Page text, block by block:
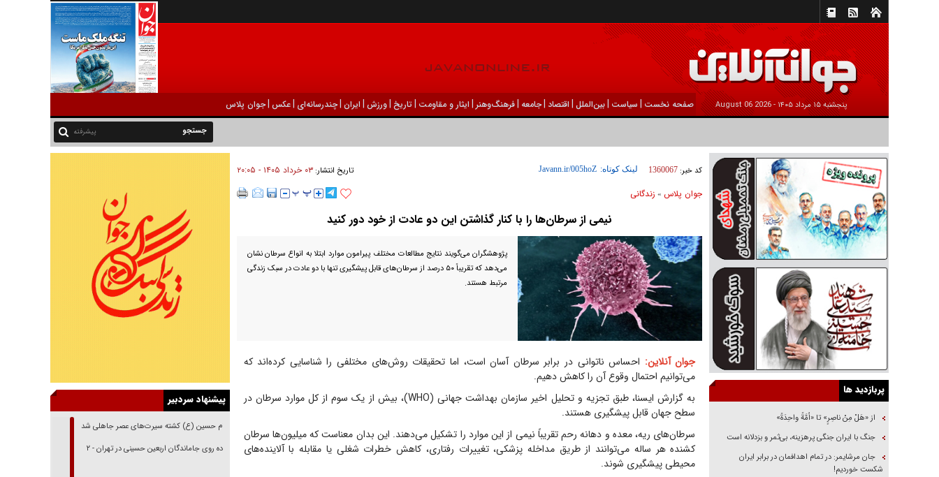
پنجشنبه ۱۵ مرداد ۱۴۰۵ - 2026 August 06 صفحه نخست | سیاست |بين‌الملل | اقتصاد |جامعه |فرهنگ‌و‌هنر | ایثار و مقاومت |تاریخ |ورزش | ايران |چندرسانه‌ای |عکس |جوان پلاس
پیشرفته
کد خبر: 1360067 لینک کوتاه: تاریخ انتشار:۰۳ خرداد ۱۴۰۵ - ۲۰:۰۵
جوان پلاس » زندگانی
نیمی از سرطان‌ها را با کنار گذاشتن این دو عادت از خود دور کنید
پژوهشگران می‌گویند نتایج مطالعات مختلف پیرامون موارد ابتلا به انواع سرطان نشان
می‌دهد که تقریباً ۵۰ درصد از سرطان‌های قابل پیشگیری تنها با دو عادت در سبک زندگی
مرتبط هستند.
جوان آنلاین: احساس ناتوانی در برابر سرطان آسان است، اما تحقیقات روش‌های مختلفی را شناسایی کرده‌اند که
می‌توانیم احتمال وقوع آن را کاهش دهیم.
به گزارش ایسنا، طبق تجزیه و تحلیل اخیر سازمان بهداشت جهانی (WHO)، بیش از یک سوم از کل موارد سرطان در
سطح جهان قابل پیشگیری هستند.
سرطان‌های ریه، معده و دهانه رحم تقریباً نیمی از این موارد را تشکیل می‌دهند. این بدان معناست که میلیون‌ها سرطان
کشنده هر ساله می‌توانند از طریق مداخله پزشکی، تغییرات رفتاری، کاهش خطرات شغلی یا مقابله با آلاینده‌های
محیطی پیشگیری شوند.
پربازدید ها
از «هَلْ مِنْ ناصِرٍ» تا «اُمَّةً واحِدَةً»
جنگ با ایران جنگی پرهزینه، بی‌ثمر و بزدلانه است
جان مرشایمر: در تمام اهدافمان در برابر ایران
شکست خوردیم!
پیشنهاد سردبیر
امام حسین (ع) کشته سیرت‌های عصر جاهلی شد
پیاده روی جاماندگان اربعین حسینی در تهران - ۲